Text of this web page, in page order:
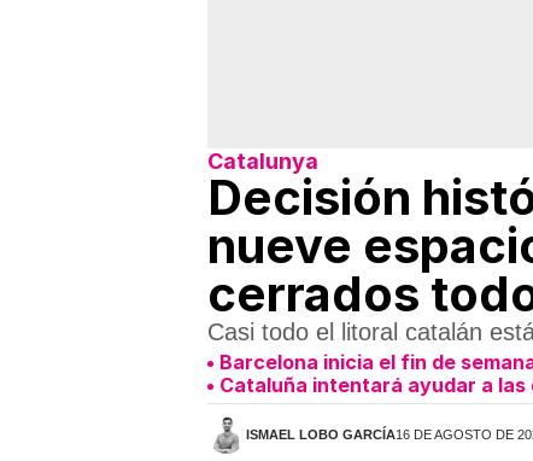
Catalunya
Decisión
nueve
cerrados
Casi todo el litoral catalán
Barcelona inicia el fin de
Cataluña intentará ayudar a
ISMAEL LOBO GARCÍA16 DE AGOSTO DE